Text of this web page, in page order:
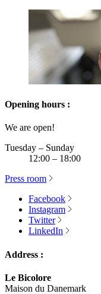
Opening hours :
We are open!
Tuesday – Sunday
12:00 – 18:00
Press room
Facebook
Instagram
Twitter
LinkedIn
Address :
Le Bicolore
Maison du Danemark